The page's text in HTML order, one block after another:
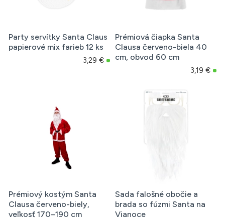
Party servítky Santa Claus
papierové mix farieb 12 ks
3,29 €
Prémiová čiapka Santa
Clausa červeno-biela 40
cm, obvod 60 cm
3,19 €
Prémiový kostým Santa
Clausa červeno-biely,
veľkosť 170–190 cm
Sada falošné obočie a
brada so fúzmi Santa na
Vianoce